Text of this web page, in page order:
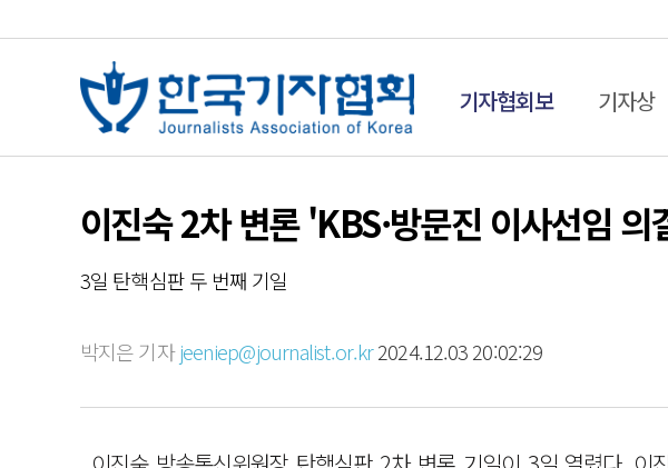
기자협회보 기자상
이진숙 2차 변론 'KBS·방문진 이사선임
3일 탄핵심판 두 번째 기일
박지은 기자 jeeniep@journalist.or.kr2024.12.03 20:02:29